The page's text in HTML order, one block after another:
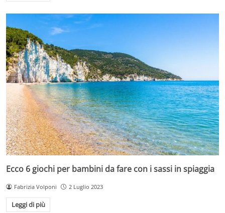
Ecco 6 giochi per bambini da fare con i sassi in spiaggia
Fabrizia Volponi 2 Luglio 2023
Leggi di più